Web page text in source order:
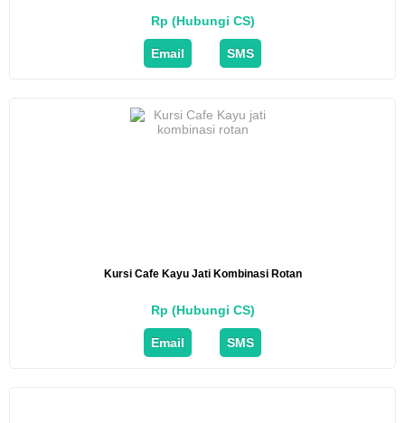
Rp (Hubungi CS)
Email SMS
Kursi Cafe Kayu Jati Kombinasi Rotan
Rp (Hubungi CS)
Email SMS